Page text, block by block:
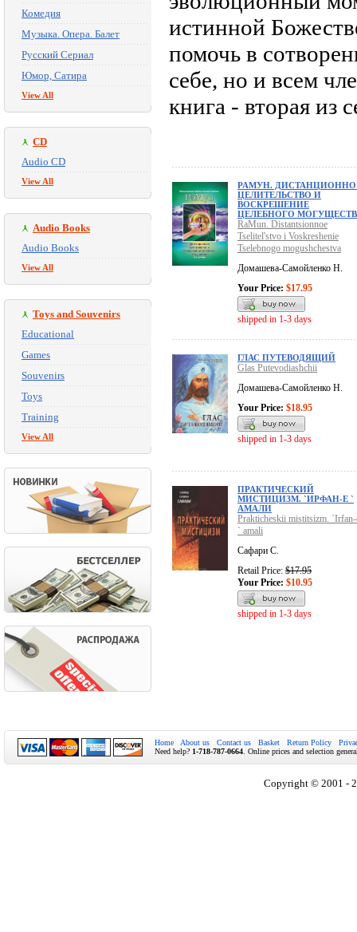
Комедия
Музыка. Опера. Балет
Русский Сериал
Юмор, Сатира
View All
CD
Audio CD
View All
Audio Books
Audio Books
View All
Toys and Souvenirs
Educational
Games
Souvenirs
Toys
Training
View All
истинной
помочь в
себе, но и всем
книга - вторая из
РАМУН.
ЦЕЛИТЕЛЬСТВО И
ВОСКРЕШЕНИЕ
ЦЕЛЕБНОГО
RaMun. Distantsionnoe
Tselitel'stvo i Voskreshenie
Tselebnogo mogushchestva
Домашева-Самойленко Н.
Your Price: $17.95
shipped in 1-3 days
ГЛАС ПУТЕВОДЯЩИЙ
Glas Putevodiashchii
Домашева-Самойленко Н.
Your Price: $18.95
shipped in 1-3 days
ПРАКТИЧЕСКИЙ
МИСТИЦИЗМ. `ИРФАН-Е `
АМАЛИ
Prakticheskii mistitsizm. `Irfan-
` amali
Сафари С.
Retail Price: $17.95
Your Price: $10.95
shipped in 1-3 days
Home About us Contact us Basket Return Policy
Need help? 1-718-787-0664 . Online prices and selection
Copyright © 2001 -